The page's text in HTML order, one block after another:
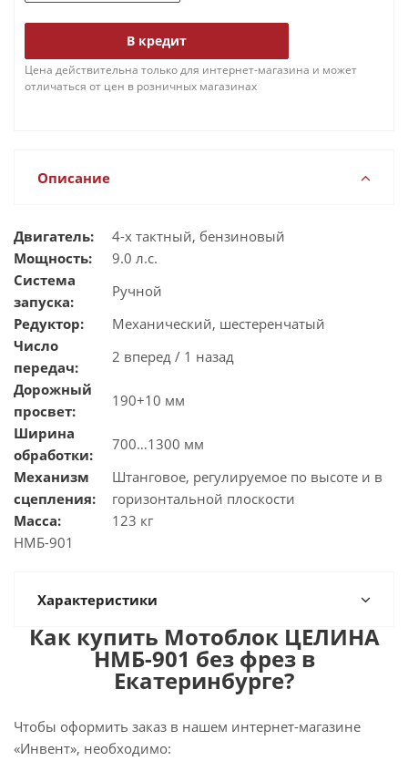
В кредит
Цена действительна только для интернет-магазина и может
отличаться от цен в розничных магазинах
Описание
Двигатель:
4-х тактный, бензиновый
Мощность:
9.0 л.с.
Система
запуска:
Ручной
Редуктор:
Механический, шестеренчатый
Число
передач:
2 вперед / 1 назад
Дорожный
просвет:
190+10 мм
Ширина
обработки:
700…1300 мм
Механизм
сцепления:
Штанговое, регулируемое по высоте и в
горизонтальной плоскости
Масса:
123 кг
НМБ-901
Характеристики
Как купить Мотоблок ЦЕЛИНА
НМБ-901 без фрез в
Екатеринбурге?
Чтобы оформить заказ в нашем интернет-магазине
«Инвент», необходимо: